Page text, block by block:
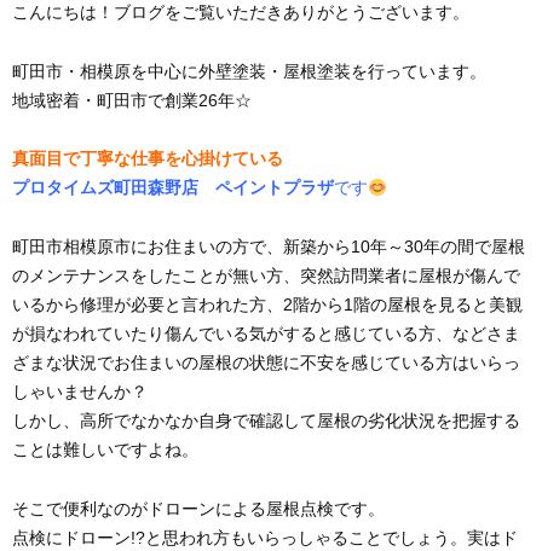
こんにちは！ブログをご覧いただきありがとうございます。
町田市・相模原を中心に外壁塗装・屋根塗装を行っています。
地域密着・町田市で創業26年☆
真面目で丁寧な仕事を心掛けている
プロタイムズ町田森野店 ペイントプラザです
町田市相模原市にお住まいの方で、新築から10年～30年の間で屋根
のメンテナンスをしたことが無い方、突然訪問業者に屋根が傷んで
いるから修理が必要と言われた方、2階から1階の屋根を見ると美観
が損なわれていたり傷んでいる気がすると感じている方、などさま
ざまな状況でお住まいの屋根の状態に不安を感じている方はいらっ
しゃいませんか？
しかし、高所でなかなか自身で確認して屋根の劣化状況を把握する
ことは難しいですよね。
そこで便利なのがドローンによる屋根点検です。
点検にドローン!?と思われ方もいらっしゃることでしょう。実はド